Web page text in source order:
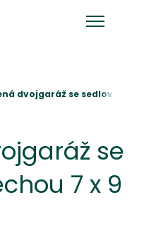
dvojgaráž se sedlovou
se
7 x 9